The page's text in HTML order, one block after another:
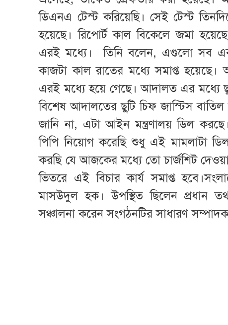
ডিএনএ টেস্ট করিয়েছি। সেই টেস্ট
হয়েছে। রিপোর্ট কাল বিকেলে জমা
এরই মধ্যে। তিনি বলেন, এগুলো সব
কাজটা কাল রাতের মধ্যে সমাপ্ত
এরই মধ্যে হয়ে গেছে। আদালত এর মধ্যে
বিশেষ আদালতের ছুটি চিফ জাস্টিস
জানি না, এটা আইন মন্ত্রণালয় ডিল
পিপি নিয়োগ করেছি শুধু এই মামলাটা
করছি যে আজকের মধ্যে তো চার্জশিট
ভিতরে এই বিচার কার্য সমাপ্ত
মাসউদুল হক। উপস্থিত ছিলেন প্রধান
সঞ্চালনা করেন সংগঠনটির সাধারণ